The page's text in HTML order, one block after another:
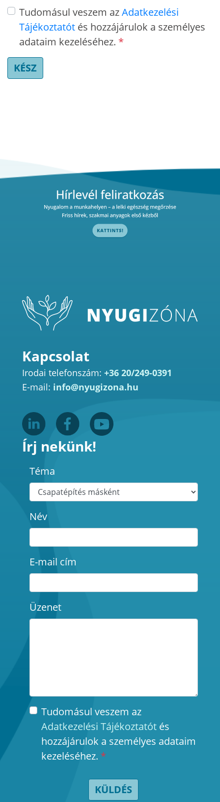
Tudomásul veszem azAdatkezelési
Tájékoztatót és hozzájárulok a személyes
adataim kezeléséhez. *
KÉSZ
Kapcsolat
Irodai telefonszám: +36 20/249-0391
E-mail: info@nyugizona.hu
Írj nekünk!
Téma
Név
E-mail cím
Üzenet
Tudomásul veszem az
Adatkezelési Tájékoztatótés
hozzájárulok a személyes adataim
kezeléséhez. *
KÜLDÉS